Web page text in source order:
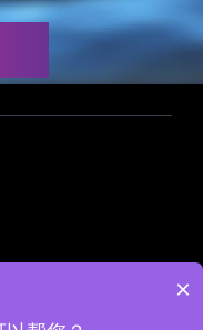
工厂 仓库管理系
×